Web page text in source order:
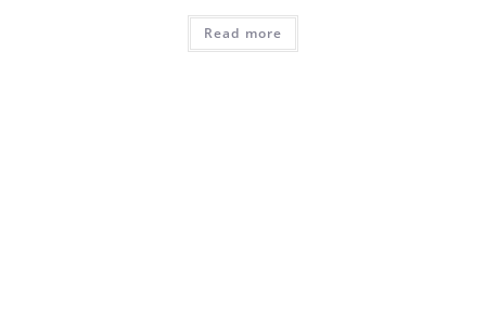
Read more